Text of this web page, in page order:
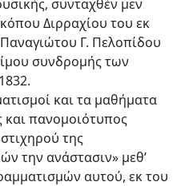
συνταχθέν μεν
Διρραχίου του εκ
Γ. Πελοπίδου
συνδρομής των
και τα μαθήματα
και πανομοιότυπος
της
την ανάστασιν» μεθ’
αυτού, εκ του